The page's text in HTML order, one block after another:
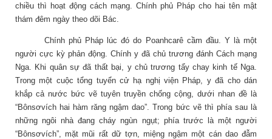
chiều thì hoạt động cách mạng. Chính phủ Pháp cho hai tên mật
thám đêm ngày theo dõi Bác.
Chính phủ Pháp lúc đó do Poanhcarê cầm đầu. Y là một
người cực kỳ phản động. Chính y đã chủ trương đánh Cách mạng
Nga. Khi quân sự đã thất bại, y chủ trương tẩy chay kinh tế Nga.
Trong một cuộc tổng tuyển cử hạ nghị viện Pháp, y đã cho dán
khắp cả nước bức vẽ tuyên truyền chống cộng, dưới nhan đề là
“Bônsơvích hai hàm răng ngậm dao”. Trong bức vẽ thì phía sau là
những ngôi nhà đang cháy ngùn ngụt; phía trước là một người
“Bônsơvích”, mặt mũi rất dữ tợn, miệng ngậm một cán dao đẫm